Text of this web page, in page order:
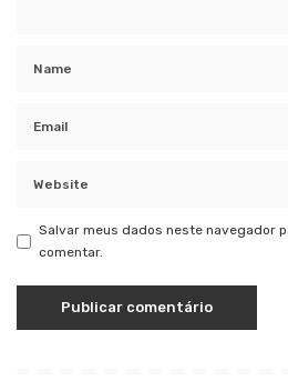
Salvar meus dados neste navegador
comentar.